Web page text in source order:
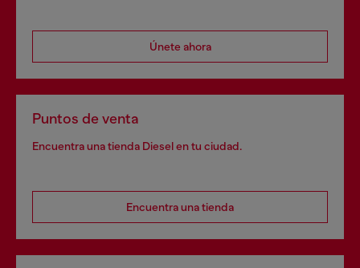
Únete ahora
Puntos de venta
Encuentra una tienda Diesel en tu ciudad.
Encuentra una tienda